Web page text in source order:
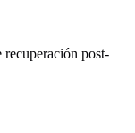
recuperación post-